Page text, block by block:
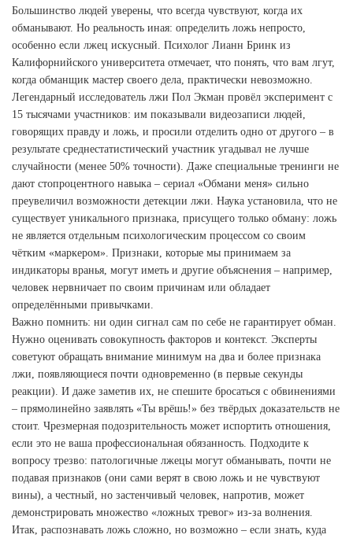
Большинство людей уверены, что всегда чувствуют, когда их
обманывают. Но реальность иная: определить ложь непросто,
особенно если лжец искусный. Психолог Лианн Бринк из
Калифорнийского университета отмечает, что понять, что вам лгут,
когда обманщик мастер своего дела, практически невозможно.
Легендарный исследователь лжи Пол Экман провёл эксперимент с
15 тысячами участников: им показывали видеозаписи людей,
говорящих правду и ложь, и просили отделить одно от другого – в
результате среднестатистический участник угадывал не лучше
случайности (менее 50% точности). Даже специальные тренинги не
дают стопроцентного навыка – сериал «Обмани меня» сильно
преувеличил возможности детекции лжи. Наука установила, что не
существует уникального признака, присущего только обману: ложь
не является отдельным психологическим процессом со своим
чётким «маркером». Признаки, которые мы принимаем за
индикаторы вранья, могут иметь и другие объяснения – например,
человек нервничает по своим причинам или обладает
определёнными привычками.
Важно помнить: ни один сигнал сам по себе не гарантирует обман.
Нужно оценивать совокупность факторов и контекст. Эксперты
советуют обращать внимание минимум на два и более признака
лжи, появляющиеся почти одновременно (в первые секунды
реакции). И даже заметив их, не спешите бросаться с обвинениями
– прямолинейно заявлять «Ты врёшь!» без твёрдых доказательств не
стоит. Чрезмерная подозрительность может испортить отношения,
если это не ваша профессиональная обязанность. Подходите к
вопросу трезво: патологичные лжецы могут обманывать, почти не
подавая признаков (они сами верят в свою ложь и не чувствуют
вины), а честный, но застенчивый человек, напротив, может
демонстрировать множество «ложных тревог» из-за волнения.
Итак, распознавать ложь сложно, но возможно – если знать, куда